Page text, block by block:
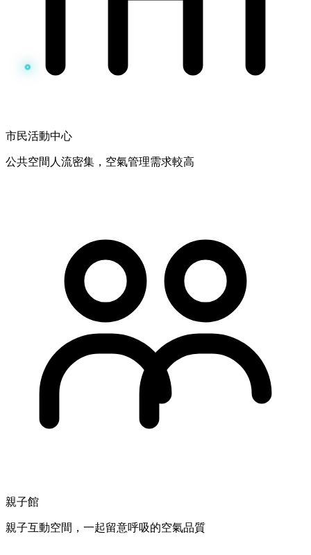
市民活動中心
公共空間人流密集，空氣管理需求較高
親子館
親子互動空間，一起留意呼吸的空氣品質